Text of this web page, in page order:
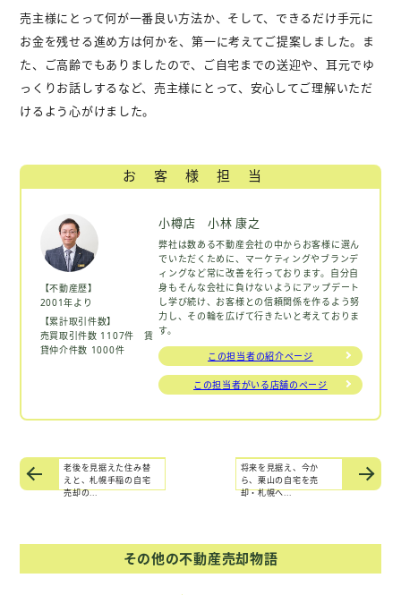
売主様にとって何が一番良い方法か、そして、できるだけ手元に
お金を残せる進め方は何かを、第一に考えてご提案しました。ま
た、ご高齢でもありましたので、ご自宅までの送迎や、耳元でゆ
っくりお話しするなど、売主様にとって、安心してご理解いただ
けるよう心がけました。
お客様担当
【不動産歴】
2001年より
【累計取引件数】
売買取引件数 1107件 賃
貸仲介件数 1000件
小樽店 小林 康之
弊社は数ある不動産会社の中からお客様に選ん
でいただくために、マーケティングやブランデ
ィングなど常に改善を行っております。自分自
身もそんな会社に負けないようにアップデート
し学び続け、お客様との信頼関係を作るよう努
力し、その輪を広げて行きたいと考えておりま
す。
この担当者の紹介ページ
この担当者がいる店舗のページ
老後を見据えた住み替
えと、札幌手稲の自宅
売却の...
将来を見据え、今か
ら、栗山の自宅を売
却・札幌へ...
その他の不動産売却物語